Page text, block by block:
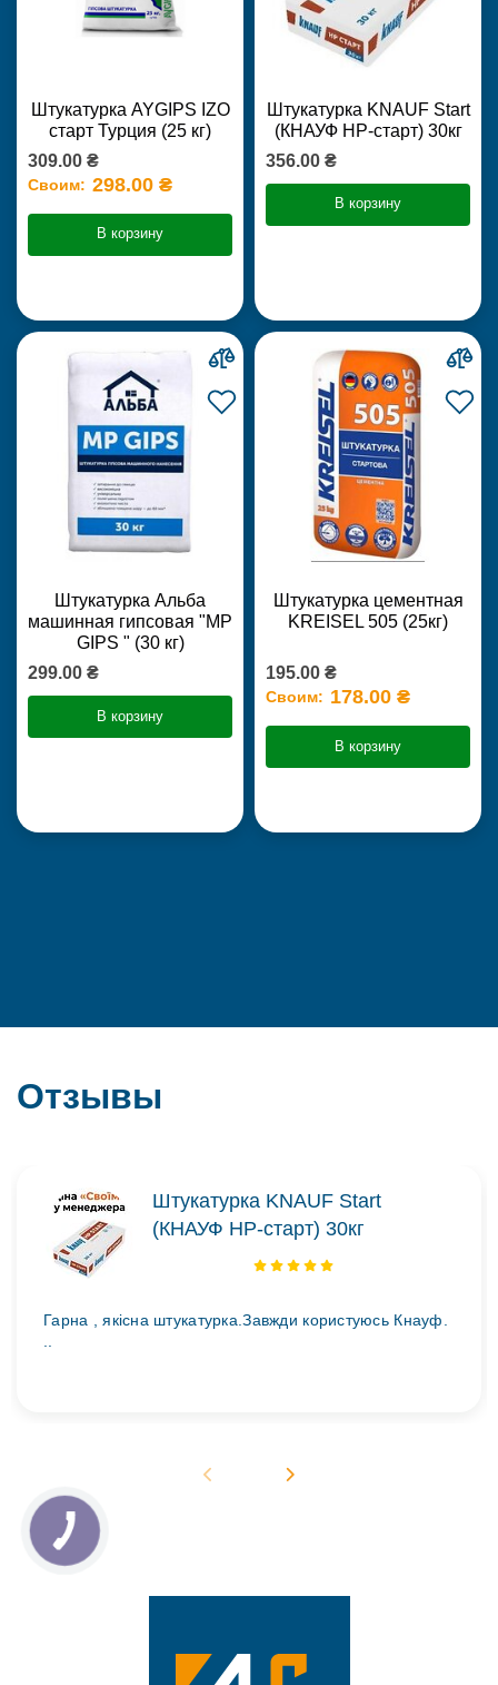
Штукатурка AYGIPS IZO
старт Турция (25 кг)
309.00 ₴
Своим: 298.00 ₴
В корзину
Штукатурка KNAUF Start
(КНАУФ НР-старт) 30кг
356.00 ₴
В корзину
Штукатурка Альба
машинная гипсовая "MP
GIPS " (30 кг)
299.00 ₴
В корзину
Штукатурка цементная
KREISEL 505 (25кг)
195.00 ₴
Своим: 178.00 ₴
В корзину
Отзывы
Штукатурка KNAUF Start
(КНАУФ НР-старт) 30кг
Гарна , якісна штукатурка.Завжди користуюсь Кнауф.
..